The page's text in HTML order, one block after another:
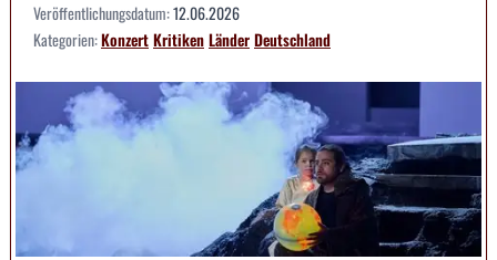
Veröffentlichungsdatum:12.06.2026
Kategorien:KonzertKritikenLänderDeutschland